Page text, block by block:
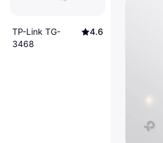
TP-Link TG-
3468
4.6